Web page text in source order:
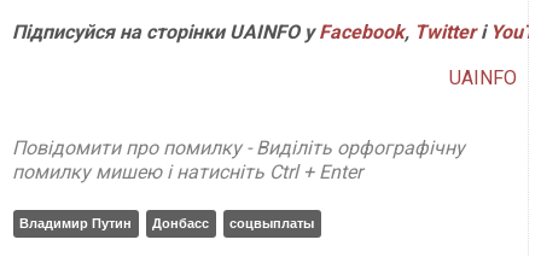
Підписуйся на сторінки UAINFO уFacebook, Twitterі
UAINFO
Повідомити про помилку - Виділіть орфографічну
помилку мишею і натисніть Ctrl + Enter
Владимир Путин Донбасс соцвыплаты